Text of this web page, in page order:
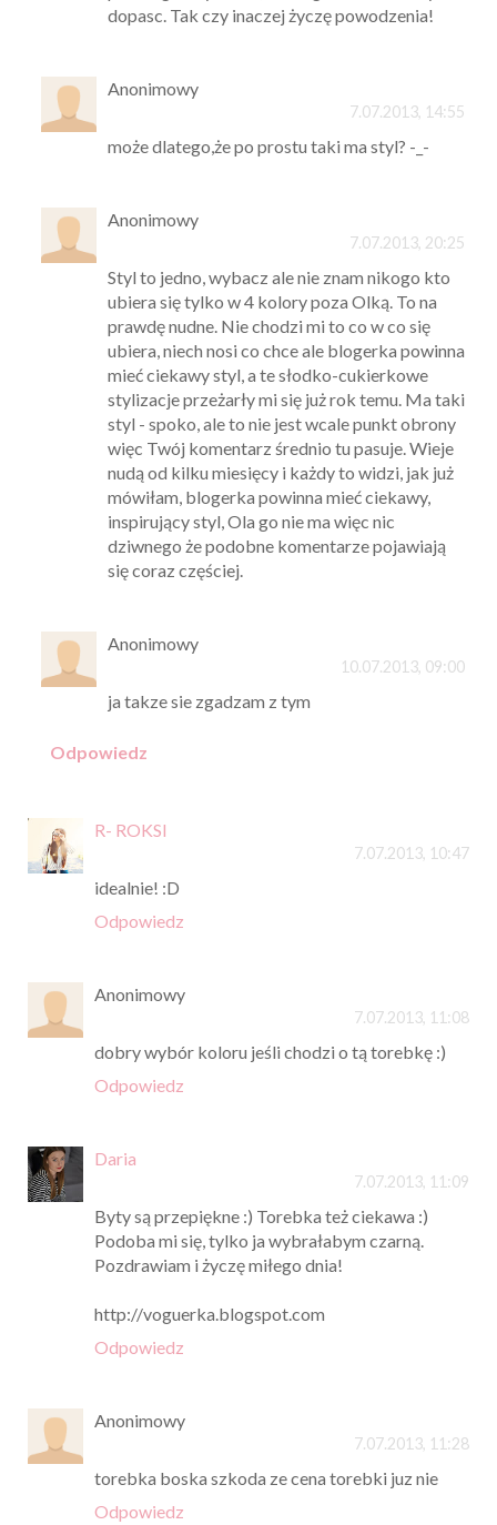
dopasc. Tak czy inaczej życzę powodzenia!
Anonimowy
7.07.2013, 14:55
może dlatego,że po prostu taki ma styl? -_-
Anonimowy
7.07.2013, 20:25
Styl to jedno, wybacz ale nie znam nikogo kto
ubiera się tylko w 4 kolory poza Olką. To na
prawdę nudne. Nie chodzi mi to co w co się
ubiera, niech nosi co chce ale blogerka powinna
mieć ciekawy styl, a te słodko-cukierkowe
stylizacje przeżarły mi się już rok temu. Ma taki
styl - spoko, ale to nie jest wcale punkt obrony
więc Twój komentarz średnio tu pasuje. Wieje
nudą od kilku miesięcy i każdy to widzi, jak już
mówiłam, blogerka powinna mieć ciekawy,
inspirujący styl, Ola go nie ma więc nic
dziwnego że podobne komentarze pojawiają
się coraz częściej.
Anonimowy
10.07.2013, 09:00
ja takze sie zgadzam z tym
Odpowiedz
R- ROKSI
7.07.2013, 10:47
idealnie! :D
Odpowiedz
Anonimowy
7.07.2013, 11:08
dobry wybór koloru jeśli chodzi o tą torebkę :)
Odpowiedz
Daria
7.07.2013, 11:09
Byty są przepiękne :) Torebka też ciekawa :)
Podoba mi się, tylko ja wybrałabym czarną.
Pozdrawiam i życzę miłego dnia!
http://voguerka.blogspot.com
Odpowiedz
Anonimowy
7.07.2013, 11:28
torebka boska szkoda ze cena torebki juz nie
Odpowiedz